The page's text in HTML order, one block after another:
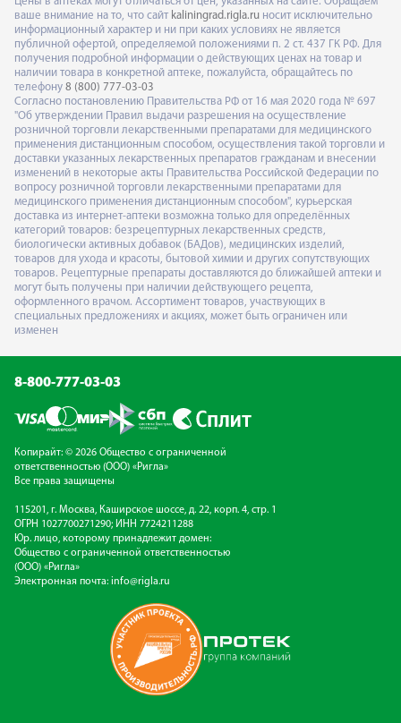
ваше внимание на то, что сайт kaliningrad.rigla.ru носит исключительно
информационный характер и ни при каких условиях не является
публичной офертой, определяемой положениями п. 2 ст. 437 ГК РФ. Для
получения подробной информации о действующих ценах на товар и
наличии товара в конкретной аптеке, пожалуйста, обращайтесь по
телефону 8 (800) 777-03-03
Согласно постановлению Правительства РФ от 16 мая 2020 года № 697
"Об утверждении Правил выдачи разрешения на осуществление
розничной торговли лекарственными препаратами для медицинского
применения дистанционным способом, осуществления такой торговли и
доставки указанных лекарственных препаратов гражданам и внесении
изменений в некоторые акты Правительства Российской Федерации по
вопросу розничной торговли лекарственными препаратами для
медицинского применения дистанционным способом", курьерская
доставка из интернет-аптеки возможна только для определённых
категорий товаров: безрецептурных лекарственных средств,
биологически активных добавок (БАДов), медицинских изделий,
товаров для ухода и красоты, бытовой химии и других сопутствующих
товаров. Рецептурные препараты доставляются до ближайшей аптеки и
могут быть получены при наличии действующего рецепта,
оформленного врачом. Ассортимент товаров, участвующих в
специальных предложениях и акциях, может быть ограничен или
изменен
8-800-777-03-03
Копирайт: © 2026 Общество с ограниченной
ответственностью (ООО) «Ригла»
Все права защищены
115201, г. Москва, Каширское шоссе, д. 22, корп. 4, стр. 1
ОГРН 1027700271290; ИНН 7724211288
Юр. лицо, которому принадлежит домен:
Общество с ограниченной ответственностью
(ООО) «Ригла»
Электронная почта: info@rigla.ru